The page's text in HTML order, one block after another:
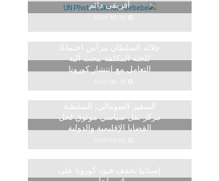
أفريقى دائم
2021-10-12
جلالة السلطان يترأس اجتماعًا
للجنة المكلفة ببحث آلية
التعامل مع انتشار كورونا
2021-08-18
السفير الصومالي: السلطنة
مركز ثقل سياسي موثوق لحل
القضايا الإقليمية والدولية
2021-05-02
إسبانيا تخفف قيود كورونا على